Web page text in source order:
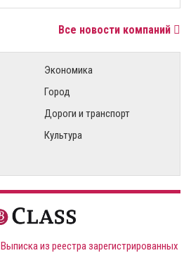
Все новости компаний
Экономика
Город
Дороги и транспорт
Культура
Выписка из реестра зарегистрированных